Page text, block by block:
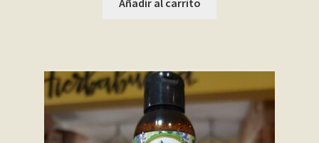
Añadir al carrito